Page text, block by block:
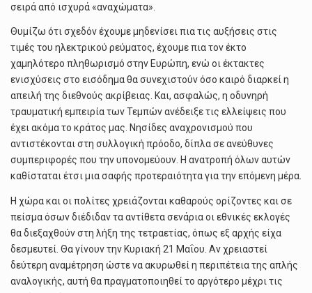
σειρά από ισχυρά «αναχώματα».
Θυμίζω ότι σχεδόν έχουμε μηδενίσει πια τις αυξήσεις στις
τιμές του ηλεκτρικού ρεύματος, έχουμε πια τον έκτο
χαμηλότερο πληθωρισμό στην Ευρώπη, ενώ οι έκτακτες
ενισχύσεις στο εισόδημα θα συνεχιστούν όσο καιρό διαρκεί η
απειλή της διεθνούς ακρίβειας. Και, ασφαλώς, η οδυνηρή
τραυματική εμπειρία των Τεμπών ανέδειξε τις ελλείψεις που
έχει ακόμα το κράτος μας. Νησίδες αναχρονισμού που
αντιστέκονται στη συλλογική πρόοδο, δίπλα σε ανεύθυνες
συμπεριφορές που την υπονομεύουν. Η ανατροπή όλων αυτών
καθίσταται έτσι μια σαφής προτεραιότητα για την επόμενη μέρα.
Η χώρα και οι πολίτες χρειάζονται καθαρούς ορίζοντες και σε
πείσμα όσων διέδιδαν τα αντίθετα σενάρια οι εθνικές εκλογές
θα διεξαχθούν στη λήξη της τετραετίας, όπως εξ αρχής είχα
δεσμευτεί. Θα γίνουν την Κυριακή 21 Μαΐου. Αν χρειαστεί
δεύτερη αναμέτρηση ώστε να ακυρωθεί η περιπέτεια της απλής
αναλογικής, αυτή θα πραγματοποιηθεί το αργότερο μέχρι τις